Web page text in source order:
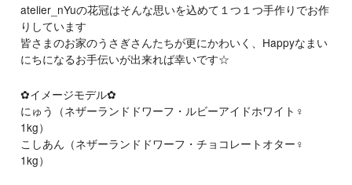
atelier_nYuの花冠はそんな思いを込めて１つ１つ手作りでお作
りしています
皆さまのお家のうさぎさんたちが更にかわいく、Happyなまい
にちになるお手伝いが出来れば幸いです☆
✿イメージモデル✿
にゅう（ネザーランドドワーフ・ルビーアイドホワイト♀
1kg）
こしあん（ネザーランドドワーフ・チョコレートオター♀
1kg）